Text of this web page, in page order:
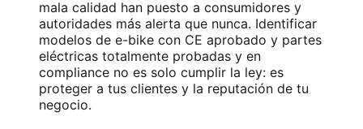
mala calidad han puesto a consumidores y
autoridades más alerta que nunca. Identificar
modelos de e-bike con CE aprobado y partes
eléctricas totalmente probadas y en
compliance no es solo cumplir la ley: es
proteger a tus clientes y la reputación de tu
negocio.